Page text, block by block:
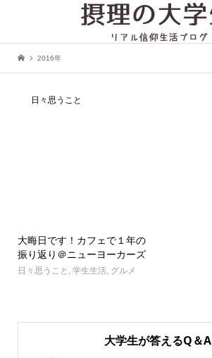
2016年
日々思うこと
大晦日です！カフェで１年の
振り返り＠ニューヨーカーズ
日々思うこと 学生生活, グルメ
大学生が答えるQ＆A